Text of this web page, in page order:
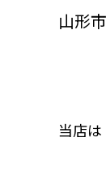
山形
当店